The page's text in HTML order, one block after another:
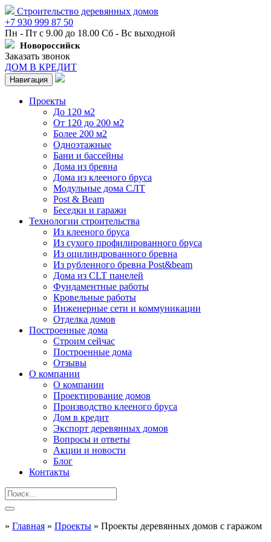
Строительство деревянных домов
+7 930 999 87 50
Пн - Пт с 9.00 до 18.00 Сб - Вс выходной
Новороссийск
Заказать звонок
ДОМ В КРЕДИТ
Навигация
Проекты
До 120 м2
От 120 до 200 м2
Более 200 м2
Одноэтажные
Бани и бассейны
Дома из бревна
Дома из клееного бруса
Модульные дома СЛТ
Post & Beam
Беседки и гаражи
Технологии строительства
Из клееного бруса
Из сухого профилированного бруса
Из оцилиндрованного бревна
Из рубленного бревна Post&beam
Дома из CLT панелей
Фундаментные работы
Кровельные работы
Инженерные сети и коммуникации
Отделка домов
Построенные дома
Строим сейчас
Построенные дома
Отзывы
О компании
О компании
Проектирование домов
Производство клееного бруса
Дом в кредит
Экспорт деревянных домов
Вопросы и ответы
Акции и новости
Блог
Контакты
» Главная » Проекты » Проекты деревянных домов с гаражом